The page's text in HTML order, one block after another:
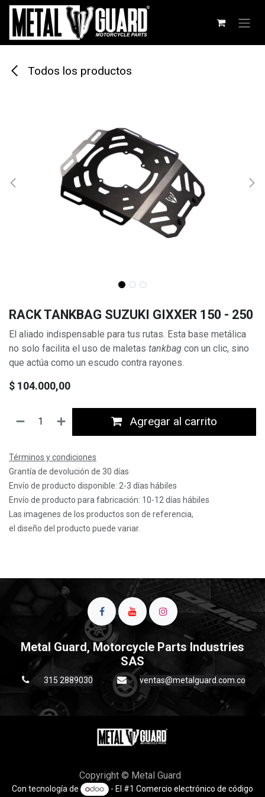
Ir al contenido
Todos los productos
RACK TANKBAG SUZUKI GIXXER 150 - 250
El aliado indispensable para tus rutas. Esta base metálica
no solo facilita el uso de maletas tankbag con un clic, sino
que actúa como un escudo contra rayones.
$ 104.000,00
Agregar al carrito
Términos y condiciones
Grantía de devolución de 30 días
Envío de producto disponible: 2-3 días hábiles
Envío de producto para fabricación: 10-12 días hábiles
Las imagenes de los productos son de referencia,
el diseño del producto puede variar.
Metal Guard, Motorcycle Parts Industries
SAS
315 2889030 ventas@metalguard.com.co
Copyright © Metal Guard
Con tecnología de - El #1Comercio electrónico de código